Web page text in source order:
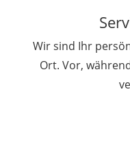
Wir sind Ihr
Ort. Vor,